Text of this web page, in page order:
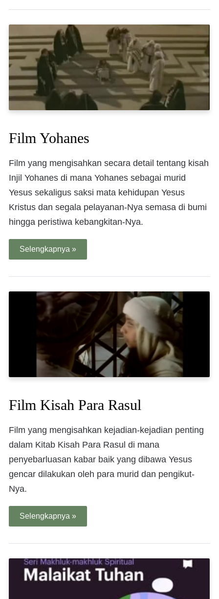
Film Yohanes
Film yang mengisahkan secara detail tentang kisah
Injil Yohanes di mana Yohanes sebagai murid
Yesus sekaligus saksi mata kehidupan Yesus
Kristus dan segala pelayanan-Nya semasa di bumi
hingga peristiwa kebangkitan-Nya.
Selengkapnya »
Film Kisah Para Rasul
Film yang mengisahkan kejadian-kejadian penting
dalam Kitab Kisah Para Rasul di mana
penyebarluasan kabar baik yang dibawa Yesus
gencar dilakukan oleh para murid dan pengikut-
Nya.
Selengkapnya »